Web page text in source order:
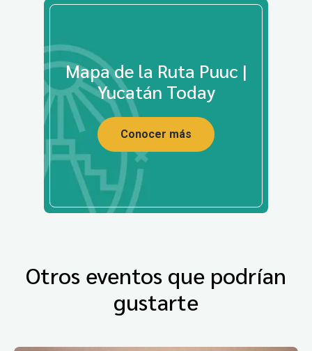
Mapa de la Ruta Puuc |
Yucatán Today
Conocer más
Otros eventos que podrían
gustarte